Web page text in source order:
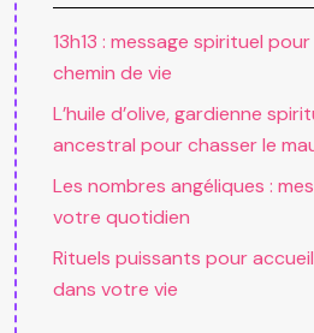
13h13 : message spirituel
chemin de vie
L’huile d’olive, gardienne
ancestral pour chasser le
Les nombres angéliques :
votre quotidien
Rituels puissants pour
dans votre vie